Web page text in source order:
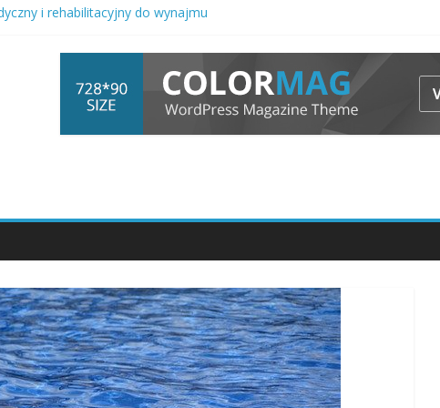
i rehabilitacyjny do wynajmu
kurs dla młodzieży i rodzin w okresie zmian
w sprawach rodzinnych i majątkowych
seniorami w specjalistycznych ośrodkach na Dolnym Śląsku